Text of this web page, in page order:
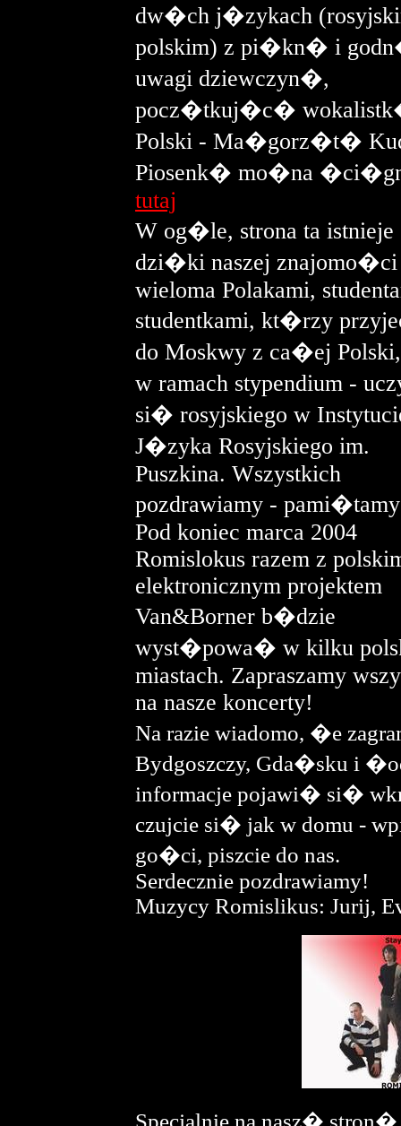
dw�ch j�zykach
polskim) z pi�kn� i
uwagi dziewczyn�,
pocz�tkuj�c�
Polski - Ma�gorz�t�
Piosenk� mo�na
tutaj
W og�le, strona ta istnieje
dzi�ki naszej znajomo�ci
wieloma Polakami,
studentkami, kt�rzy
do Moskwy z ca�ej
w ramach stypendium -
si� rosyjskiego w
J�zyka Rosyjskiego im.
Puszkina. Wszystkich
pozdrawiamy -
Pod koniec marca 2004
Romislokus razem z
elektronicznym projektem
Van&Borner b�dzie
wyst�powa� w kilku
miastach. Zapraszamy
na nasze koncerty!
Na razie wiadomo, �e
Bydgoszczy, Gda�sku i
informacje pojawi� si�
czujcie si� jak w domu -
go�ci, piszcie do nas.
Serdecznie pozdrawiamy!
Muzycy Romislikus: Jurij,